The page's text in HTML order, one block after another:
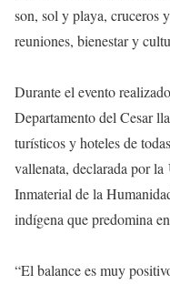
son, sol y playa, cruceros
reuniones, bienestar y
Durante el evento
Departamento del Cesar
turísticos y hoteles de
vallenata, declarada por la
Inmaterial de la
indígena que predomina
“El balance es muy